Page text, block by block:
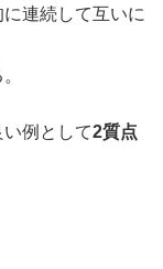
連続して互いに
例として2質点